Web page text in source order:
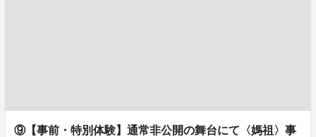
⑨【事前・特別体験】通常非公開の舞台にて〈媽祖〉事